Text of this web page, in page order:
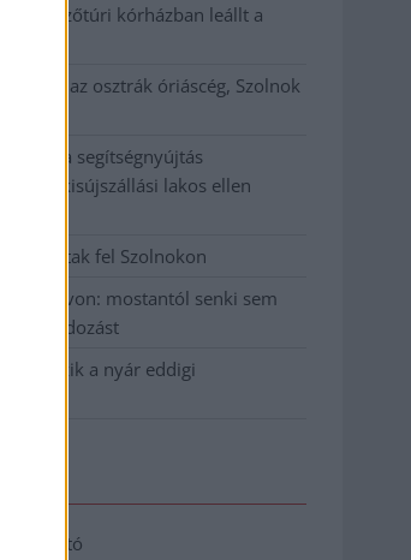
a mezőtúri kórházban leállt a
az osztrák óriáscég, Szolnok
a segítségnyújtás
kisújszállási lakos ellen
csaptak fel Szolnokon
tavon: mostantól senki sem
száguldozást
a nyár eddigi